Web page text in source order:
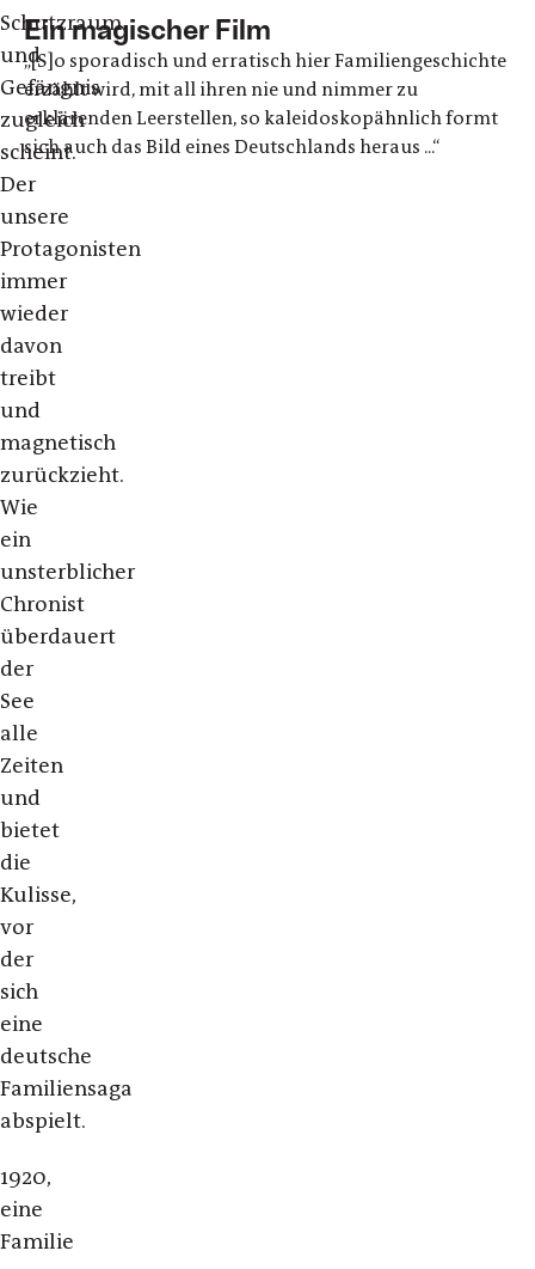
Schutzraum
und
Gefängnis
zugleich
scheint.
Der
unsere
Protagonisten
immer
wieder
davon
treibt
und
magnetisch
zurückzieht.
Wie
ein
unsterblicher
Chronist
überdauert
der
See
alle
Zeiten
und
bietet
die
Kulisse,
vor
der
sich
eine
deutsche
Familiensaga
abspielt.
1920,
eine
Familie
Ein magischer Film
„[S]o spora­disch und erratisch hier Fami­li­en­ge­schichte
erzählt wird, mit all ihren nie und nimmer zu
erklä­renden Leer­stellen, so kalei­do­sko­pähn­lich formt
sich auch das Bild eines Deutsch­lands heraus ...“